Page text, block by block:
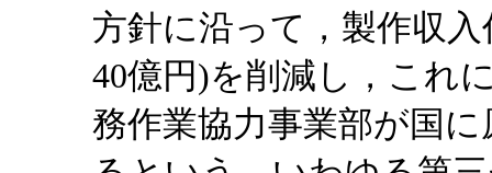
方針に沿って，製作収
40億円)を削減し，これ
務作業協力事業部が国